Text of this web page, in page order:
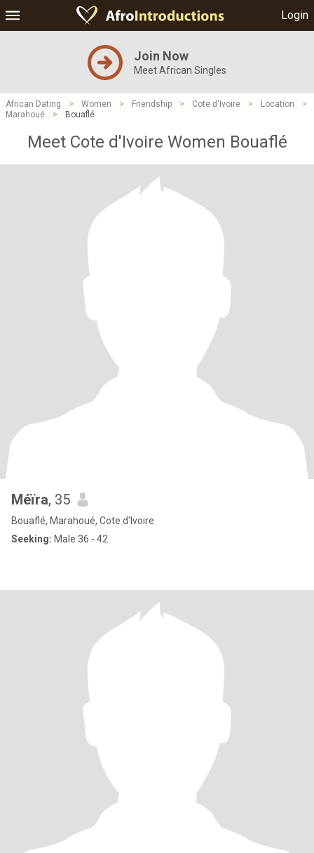
Login
Join Now
Meet African Singles
African Dating > Women > Friendship > Cote d'Ivoire > Location
>
Marahoué
> Bouaflé
Meet Cote d'Ivoire Women Bouaflé
Méïra, 35
Bouaflé, Marahoué, Cote d'Ivoire
Seeking: Male 36 - 42